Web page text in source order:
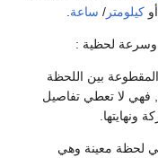
أو كيلومتر / ساعة
لحظية :
بين اللحظة
فهي لا تعطي تفاصيل
ونهايتها.
لحظة معينة وهي